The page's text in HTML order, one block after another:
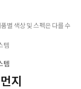
별 색상 및 스펙은 다를 수
템
템
지